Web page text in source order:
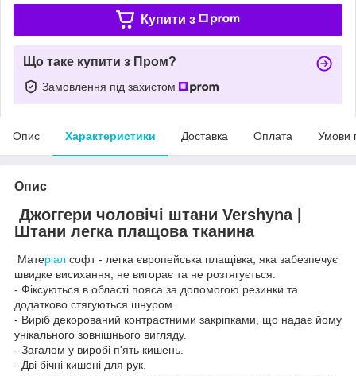
Купити з
Що таке купити з Пром?
Замовлення під захистом
Опис Характеристики Доставка Оплата Умови
Опис
Джоггери чоловічі штани Vershyna |
Штани легка плащова тканина
Матеріал софт - легка європейська плащівка, яка забезпечує
швидке висихання, не вигорає та не розтягується.
- Фіксуються в області пояса за допомогою резинки та
додатково стягуються шнуром.
- Виріб декорований контрастними закріпками, що надає йому
унікального зовнішнього вигляду.
- Загалом у виробі п'ять кишень.
- Дві бічні кишені для рук.